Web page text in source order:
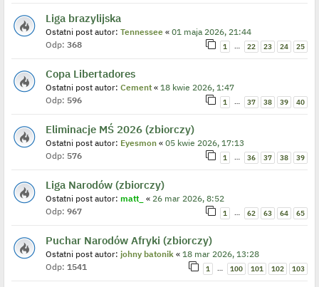
Liga brazylijska
Ostatni post autor: Tennessee « 01 maja 2026, 21:44
Odp: 368 1 … 22 23 24 25
Copa Libertadores
Ostatni post autor: Cement « 18 kwie 2026, 1:47
Odp: 596 1 … 37 38 39 40
Eliminacje MŚ 2026 (zbiorczy)
Ostatni post autor: Eyesmon « 05 kwie 2026, 17:13
Odp: 576 1 … 36 37 38 39
Liga Narodów (zbiorczy)
Ostatni post autor: matt_ « 26 mar 2026, 8:52
Odp: 967 1 … 62 63 64 65
Puchar Narodów Afryki (zbiorczy)
Ostatni post autor: johny batonik « 18 mar 2026, 13:28
Odp: 1541 1 … 100 101 102 103